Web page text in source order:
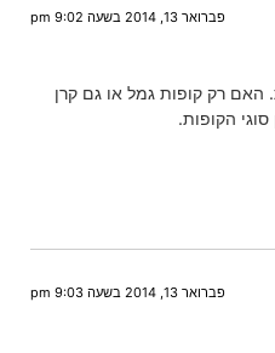
פברואר 13, 2014 בשעה 9:02 pm
האם רק קופות גמל או גם קרן
הקופות.
פברואר 13, 2014 בשעה 9:03 pm